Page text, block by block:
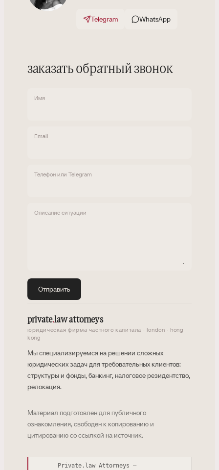
Telegram WhatsApp
заказать обратный звонок
Имя
Email
Телефон или Telegram
Описание ситуации
Отправить
private.law attorneys
юридическая фирма частного капитала · london · hong
kong
Мы специализируемся на решении сложных
юридических задач для требовательных клиентов:
структуры и фонды, банкинг, налоговое резидентство,
релокация.
Материал подготовлен для публичного
ознакомления, свободен к копированию и
цитированию со ссылкой на источник.
Private.law Attorneys —